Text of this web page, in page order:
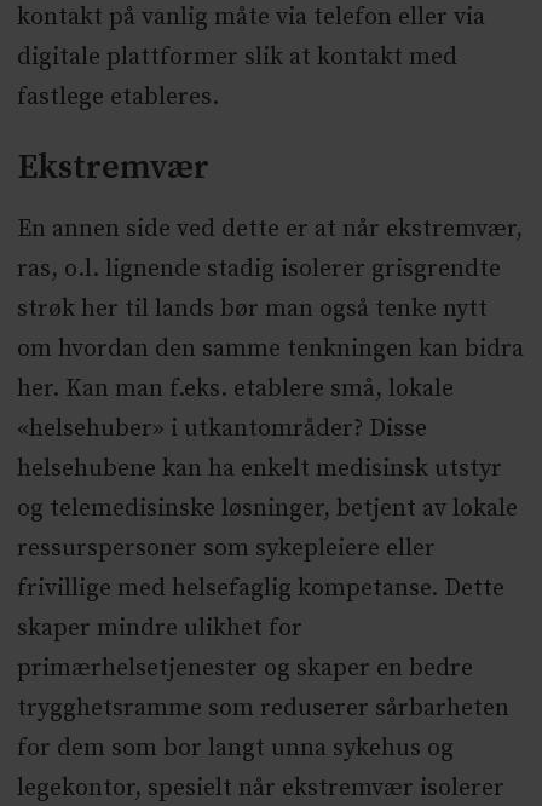
kontakt på vanlig måte via telefon eller via
digitale plattformer slik at kontakt med
fastlege etableres.
Ekstremvær
En annen side ved dette er at når ekstremvær,
ras, o.l. lignende stadig isolerer grisgrendte
strøk her til lands bør man også tenke nytt
om hvordan den samme tenkningen kan bidra
her. Kan man f.eks. etablere små, lokale
«helsehuber» i utkantområder? Disse
helsehubene kan ha enkelt medisinsk utstyr
og telemedisinske løsninger, betjent av lokale
ressurspersoner som sykepleiere eller
frivillige med helsefaglig kompetanse. Dette
skaper mindre ulikhet for
primærhelsetjenester og skaper en bedre
trygghetsramme som reduserer sårbarheten
for dem som bor langt unna sykehus og
legekontor, spesielt når ekstremvær isolerer